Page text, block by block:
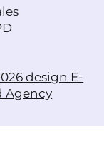
design E-
Agency